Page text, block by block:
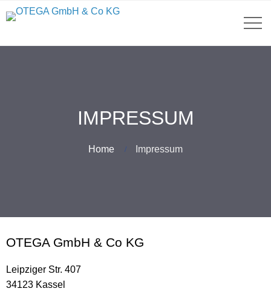
IMPRESSUM
Home Impressum
OTEGA GmbH & Co KG
Leipziger Str. 407
34123 Kassel